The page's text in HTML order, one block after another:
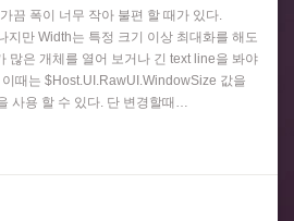
끔 폭이 너무 작아 불편 할 때가 있다.
지만 Width는 특정 크기 이상 최대화를 해도
많은 개체를 열어 보거나 긴 text line을 봐야
때는 $Host.UI.RawUI.WindowSize 값을
사용 할 수 있다. 단 변경할때…